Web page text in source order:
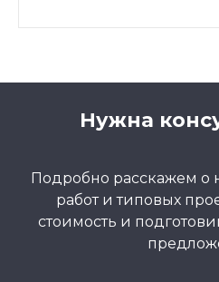
Нужна
Подробно расскажем о
работ и типовых
стоимость и